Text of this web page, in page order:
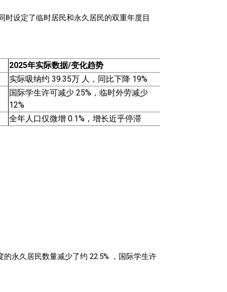
时设定了临时居民和永久居民的双重年度目
2025年实际数据/变化趋势
全年人口仅微增 0.1%，增长近乎停滞
实际吸纳约 39.35万 人，同比下降 19%
国际学生许可减少 25%，临时外劳减少
12%
永久居民数量减少了约 22.5% ，国际学生许